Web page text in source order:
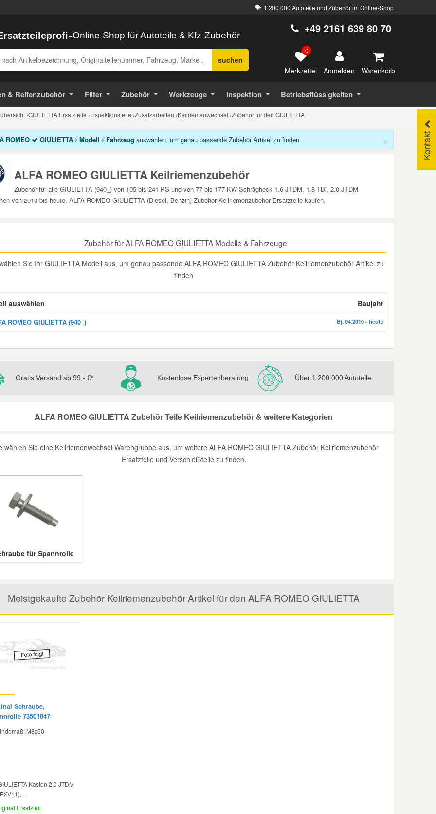
1.200.000 Autoteile und Zubehör im Online-Shop
-Online-Shop für Autoteile & Kfz-Zubehör
suchen
+49 2161 639 80 70
0
Merkzettel Anmelden Warenkorb
& Reifenzubehör Filter Zubehör Werkzeuge Inspektion Betriebsflüssigkeiten
›GIULIETTA Ersatzteile ›Inspektionsteile ›Zusatzarbeiten ›Keilriemenwechsel ›Zubehör für den GIULIETTA
Kontakt
×
ROMEO GIULIETTA Modell Fahrzeug auswählen, um genau passende Zubehör Artikel zu finden
ALFA ROMEO GIULIETTA Keilriemenzubehör
Zubehör für alle GIULIETTA (940_) von 105 bis 241 PS und von 77 bis 177 KW Schrägheck 1.6 JTDM, 1.8 TBi, 2.0 JTDM
von 2010 bis heute. ALFA ROMEO GIULIETTA (Diesel, Benzin) Zubehör Keilriemenzubehör Ersatzteile kaufen.
Zubehör für ALFA ROMEO GIULIETTA Modelle & Fahrzeuge
Sie Ihr GIULIETTA Modell aus, um genau passende ALFA ROMEO GIULIETTA Zubehör Keilriemenzubehör Artikel zu
finden
auswählen Baujahr
ROMEO GIULIETTA (940_) Bj. 04.2010 - heute
Gratis Versand ab 99,- €* Kostenlose Expertenberatung Über 1.200.000 Autoteile
ALFA ROMEO GIULIETTA Zubehör Teile Keilriemenzubehör & weitere Kategorien
wählen Sie eine Keilriemenwechsel Warengruppe aus, um weitere ALFA ROMEO GIULIETTA Zubehör Keilriemenzubehör
Ersatzteile und Verschleißteile zu finden.
für Spannrolle
Meistgekaufte Zubehör Keilriemenzubehör Artikel für den ALFA ROMEO GIULIETTA
Schraube,
73501847
M8x50
Kasten 2.0 JTDM
...
Ersatzteil